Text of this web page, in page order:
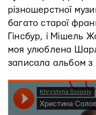
різношерстної
багато старої
Гінсбур, і Мішель
моя улюблена
записала альбом з